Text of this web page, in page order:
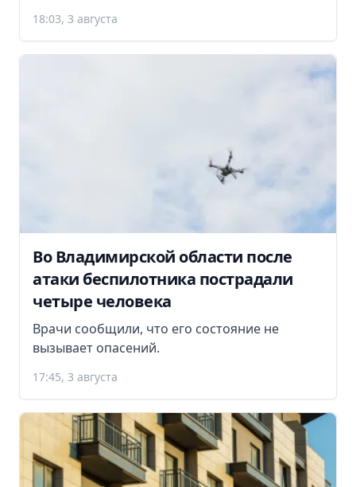
18:03, 3 августа
Во Владимирской области после
атаки беспилотника пострадали
четыре человека
Врачи сообщили, что его состояние не
вызывает опасений.
17:45, 3 августа